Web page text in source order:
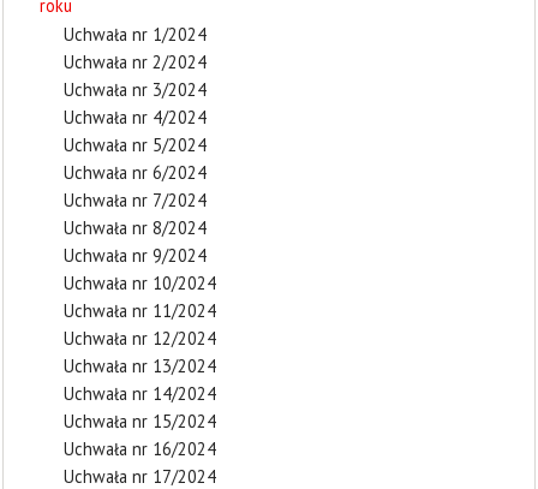
roku
Uchwała nr 1/2024
Uchwała nr 2/2024
Uchwała nr 3/2024
Uchwała nr 4/2024
Uchwała nr 5/2024
Uchwała nr 6/2024
Uchwała nr 7/2024
Uchwała nr 8/2024
Uchwała nr 9/2024
Uchwała nr 10/2024
Uchwała nr 11/2024
Uchwała nr 12/2024
Uchwała nr 13/2024
Uchwała nr 14/2024
Uchwała nr 15/2024
Uchwała nr 16/2024
Uchwała nr 17/2024